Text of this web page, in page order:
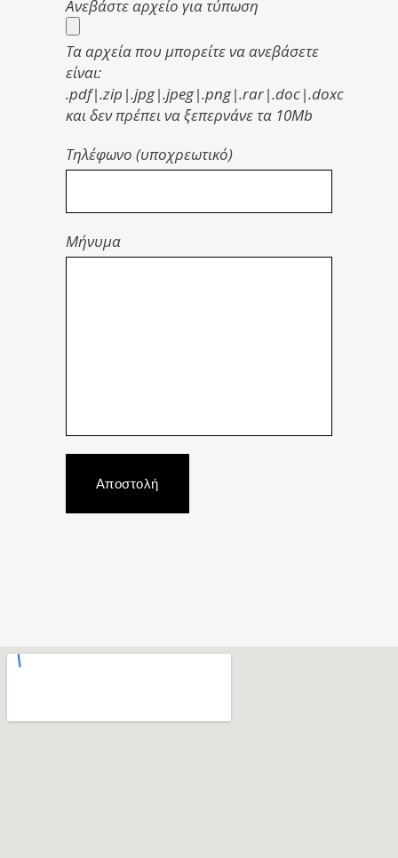
Ανεβάστε αρχείο για τύπωση
Τα αρχεία που μπορείτε να ανεβάσετε
είναι:
.pdf|.zip|.jpg|.jpeg|.png|.rar|.doc|.doxc
και δεν πρέπει να ξεπερνάνε τα 10Mb
Τηλέφωνο (υποχρεωτικό)
Μήνυμα